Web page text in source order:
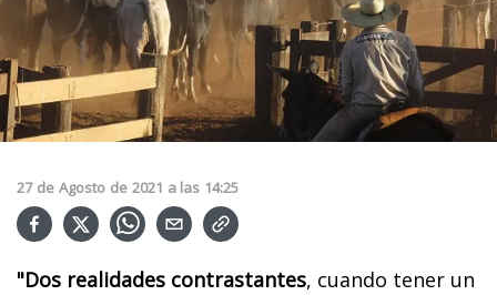
27 de Agosto de 2021 a las 14:25
"Dos realidades contrastantes, cuando tener un